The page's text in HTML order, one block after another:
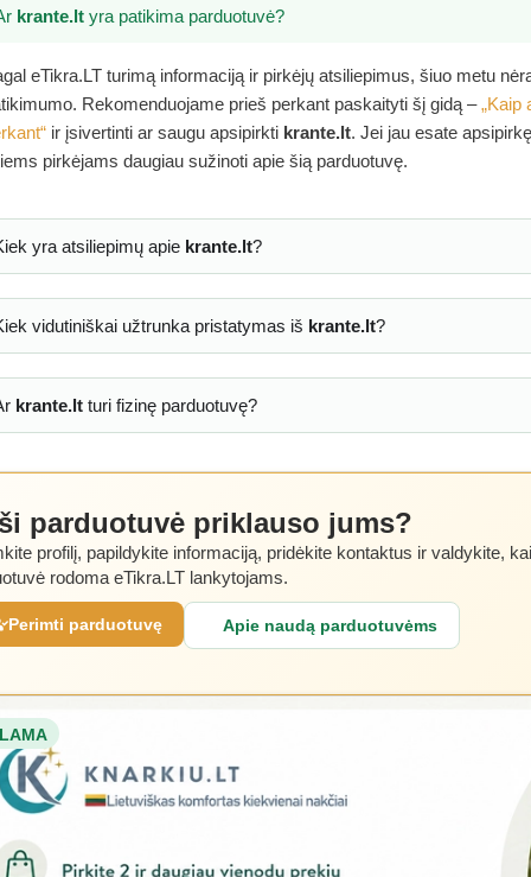
krante.lt yra patikima parduotuvė?
eTikra.LT turimą informaciją ir pirkėjų atsiliepimus, šiuo metu
Rekomenduojame prieš perkant paskaityti šį gidą –„Kaip
ir įsivertinti ar saugu apsipirkti krante.lt. Jei jau esate apsipirkę
pirkėjams daugiau sužinoti apie šią parduotuvę.
yra atsiliepimų apie krante.lt?
vidutiniškai užtrunka pristatymas iš krante.lt?
krante.ltturi fizinę parduotuvę?
parduotuvė priklauso jums?
profilį, papildykite informaciją, pridėkite kontaktus ir valdykite,
rodoma eTikra.LT lankytojams.
Perimti parduotuvę Apie naudą parduotuvėms